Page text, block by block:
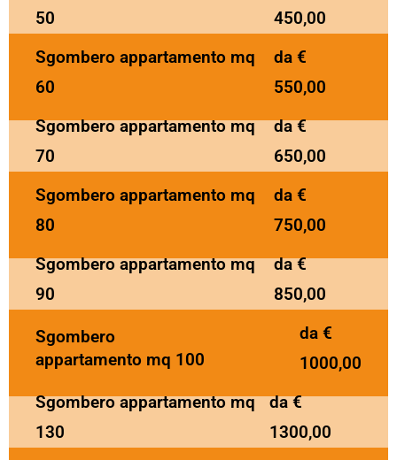
50
450,00
Sgombero appartamento mq
60
da €
550,00
Sgombero appartamento mq
70
da €
650,00
Sgombero appartamento mq
80
da €
750,00
Sgombero appartamento mq
90
da €
850,00
Sgombero
appartamento mq 100
da €
1000,00
Sgombero appartamento mq
130
da €
1300,00